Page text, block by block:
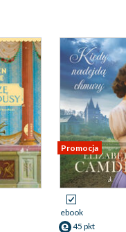
Promocja
ebook
45 pkt